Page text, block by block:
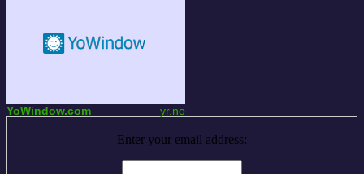
YoWindow.com yr.no
Enter your email address: